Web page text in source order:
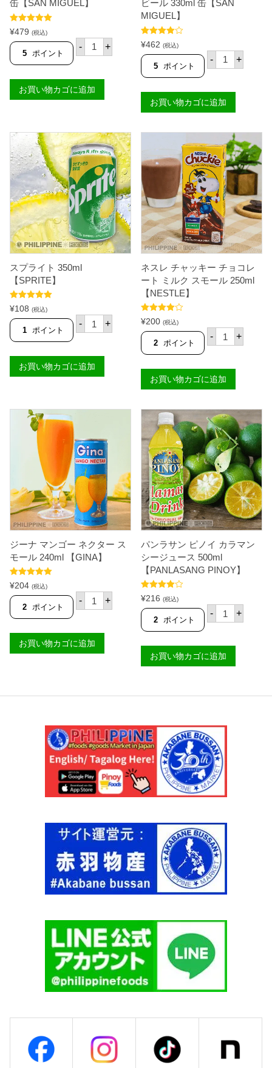
【
L
O
T
E
】
缶【SAN MIGUEL】
5段階中5.00
の評価
¥479 (税込)
5 ポイント
- レ
ッ
ー
ス
ビ
3
0
m
l
【
S
A
N
M
I
G
U
+
お買い物カゴに追加
ビール 330ml 缶【SAN
MIGUEL】
5段階中
4.50の評価
¥462 (税込)
5 ポイント
- サ
ン
ル
ペ
ー
ピ
ル
セ
ン
ビ
ー
ル
3
3
0
m
l
缶
S
A
U
L
+
お買い物カゴに追加
スプライト 350ml
【SPRITE】
5段階中5.00
の評価
¥108 (税込)
1 ポイント
- ス
プ
ト
3
5
R
I
T
E
】
個
+
お買い物カゴに追加
ネスレ チャッキー チョコレ
ート ミルク スモール 250ml
【NESTLE】
5段階中
4.91 の評価
¥200 (税込)
2 ポイント
- ネ
ス
ャ
ッ
キ
チ
ョ
コ
レ
ー
ト
ミ
ル
ク
ス
モ
ー
ル
5
0
m
l
E
T
】
個
+
お買い物カゴに追加
ジーナ マンゴー ネクター ス
モール 240ml 【GINA】
5段階中5.00
の評価
¥204 (税込)
2 ポイント
-
ジ
ー
ン
ゴ
ー
ー
ル
2
4
0
m
l
【
G
A
】
個
+
お買い物カゴに追加
パンラサン ピノイ カラマン
シージュース 500ml
【PANLASANG PINOY】
5段階中
4.67 の評価
¥216 (税込)
2 ポイント
-
パ
ン
ン
ピ
ノ
ラ
シ
ジ
ュ
ー
ス
5
0
l
P
A
N
L
S
G
N
個
+
お買い物カゴに追加